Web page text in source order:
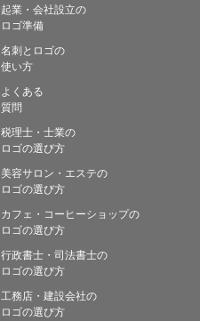
起業・会社設立の
ロゴ準備
名刺とロゴの
使い方
よくある
質問
税理士・士業の
ロゴの選び方
美容サロン・エステの
ロゴの選び方
カフェ・コーヒーショップの
ロゴの選び方
行政書士・司法書士の
ロゴの選び方
工務店・建設会社の
ロゴの選び方